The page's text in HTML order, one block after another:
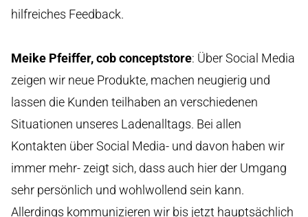
hilfreiches Feedback.
Meike Pfeiffer, cob conceptstore: Über Social Media
zeigen wir neue Produkte, machen neugierig und
lassen die Kunden teilhaben an verschiedenen
Situationen unseres Ladenalltags. Bei allen
Kontakten über Social Media- und davon haben wir
immer mehr- zeigt sich, dass auch hier der Umgang
sehr persönlich und wohlwollend sein kann.
Allerdings kommunizieren wir bis jetzt hauptsächlich